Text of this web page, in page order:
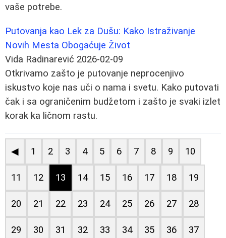
vaše potrebe.
Putovanja kao Lek za Dušu: Kako Istraživanje
Novih Mesta Obogaćuje Život
Vida Radinarević 2026-02-09
Otkrivamo zašto je putovanje neprocenjivo
iskustvo koje nas uči o nama i svetu. Kako putovati
čak i sa ograničenim budžetom i zašto je svaki izlet
korak ka ličnom rastu.
◀ 1 2 3 4 5 6 7 8 9 10
11 12 13 14 15 16 17 18 19
20 21 22 23 24 25 26 27 28
29 30 31 32 33 34 35 36 37